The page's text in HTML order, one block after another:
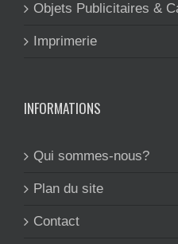
Objets Publicitaires &
Imprimerie
INFORMATIONS
Qui sommes-nous?
Plan du site
Contact